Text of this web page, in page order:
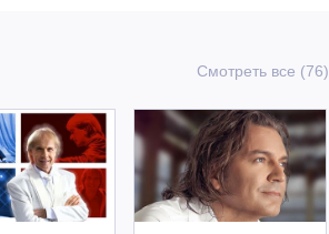
Смотреть все (76)